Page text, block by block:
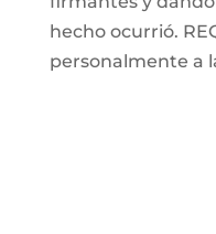
hecho ocurrió.
personalmente a